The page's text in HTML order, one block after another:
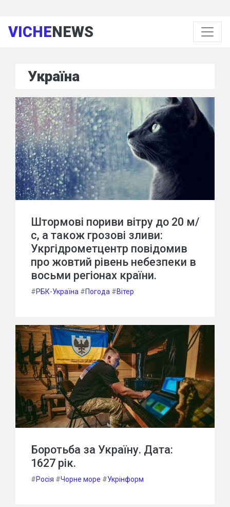
VICHENEWS
Україна
Штормові пориви вітру до 20 м/
с, а також грозові зливи:
Укргідрометцентр повідомив
про жовтий рівень небезпеки в
восьми регіонах країни.
#РБК-Україна #Погода #Вітер
Боротьба за Україну. Дата:
1627 рік.
#Росія #Чорне море #Укрінформ